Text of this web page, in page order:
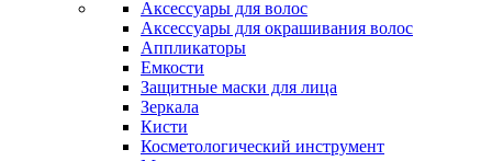
Аксессуары для волос
Аксессуары для окрашивания волос
Аппликаторы
Емкости
Защитные маски для лица
Зеркала
Кисти
Косметологический инструмент